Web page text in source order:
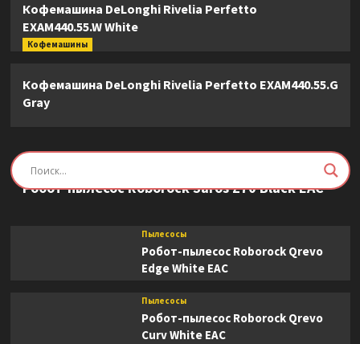
Кофемашина DeLonghi Rivelia Perfetto
EXAM440.55.W White
Кофемашины
Кофемашина DeLonghi Rivelia Perfetto EXAM440.55.G
Gray
Пылесосы
Робот-пылесос Roborock Saros Z70 Black EAC
Пылесосы
Робот-пылесос Roborock Qrevo
Edge White EAC
Пылесосы
Робот-пылесос Roborock Qrevo
Curv White EAC